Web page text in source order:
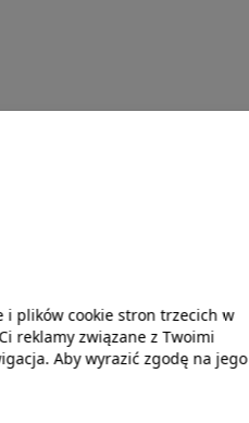
i plików cookie stron trzecich w
reklamy związane z Twoimi
Aby wyrazić zgodę na jego